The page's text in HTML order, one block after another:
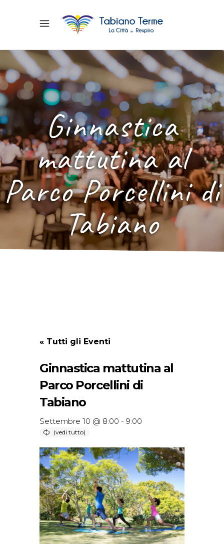
Ginnastica
mattutina al
Parco Porcellini di
Tabiano
« Tutti gli Eventi
Ginnastica mattutina al
Parco Porcellini di
Tabiano
Settembre 10 @ 8:00 - 9:00